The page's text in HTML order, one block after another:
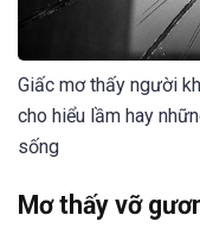
Giấc mơ thấy người
cho hiểu lầm hay
sống
Mơ thấy vỡ